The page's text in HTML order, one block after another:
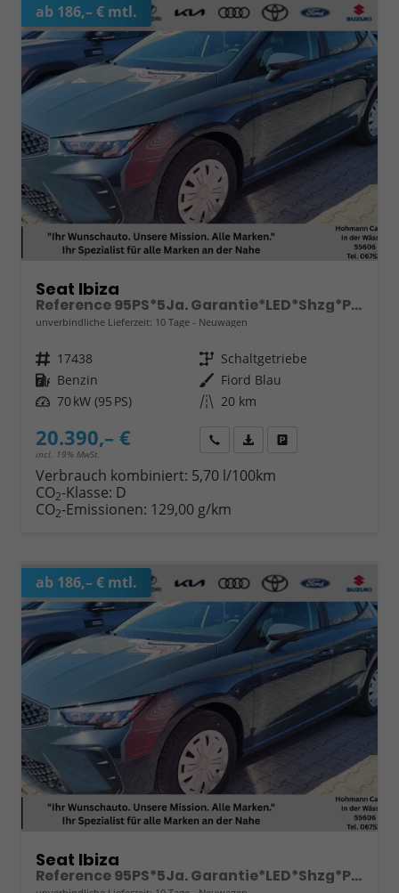
ab 186,– € mtl.
Seat Ibiza
Reference 95PS*5Ja. Garantie*LED*Shzg*PDC*Full Link
unverbindliche Lieferzeit: 10 Tage Neuwagen
Fahrzeugnr. 17438 Getriebe Schaltgetriebe
Kraftstoff Benzin Außenfarbe Fiord Blau
Leistung 70 kW (95 PS) Kilometerstand 20 km
20.390,– €
incl. 19% MwSt.
Wir rufen Sie anFahrzeugexposé (PDF)
Verbrauch kombiniert: 5,70 l/100km
CO2-Klasse: D
CO2-Emissionen: 129,00 g/km
ab 186,– € mtl.
Seat Ibiza
Reference 95PS*5Ja. Garantie*LED*Shzg*PDC*Full Link